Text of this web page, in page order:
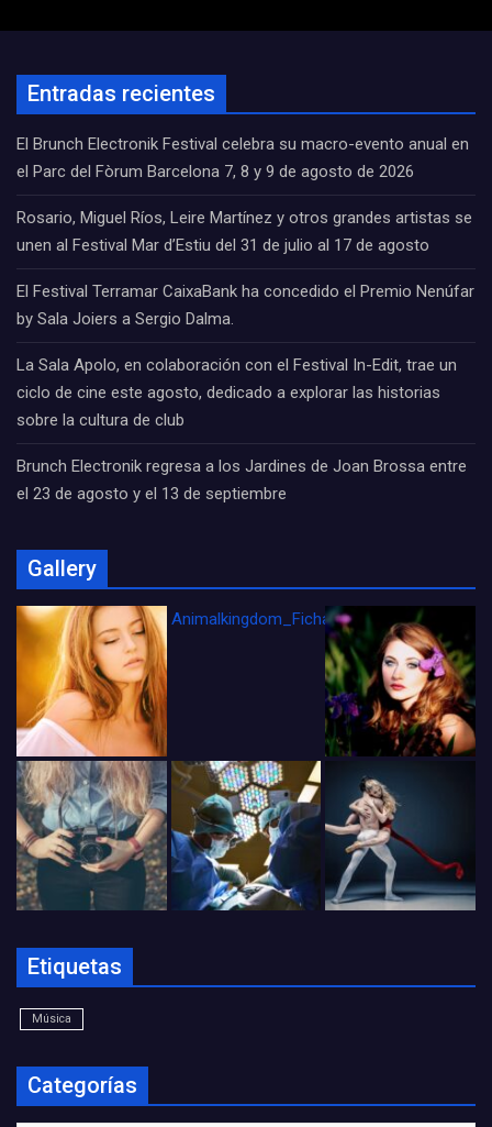
Entradas recientes
El Brunch Electronik Festival celebra su macro-evento anual en
el Parc del Fòrum Barcelona 7, 8 y 9 de agosto de 2026
Rosario, Miguel Ríos, Leire Martínez y otros grandes artistas se
unen al Festival Mar d’Estiu del 31 de julio al 17 de agosto
El Festival Terramar CaixaBank ha concedido el Premio Nenúfar
by Sala Joiers a Sergio Dalma.
La Sala Apolo, en colaboración con el Festival In-Edit, trae un
ciclo de cine este agosto, dedicado a explorar las historias
sobre la cultura de club
Brunch Electronik regresa a los Jardines de Joan Brossa entre
el 23 de agosto y el 13 de septiembre
Gallery
Animalkingdom_FichaCine
Etiquetas
Música
Categorías